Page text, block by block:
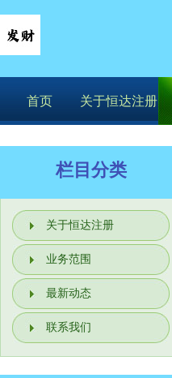
首页 关于恒达注册
栏目分类
关于恒达注册
业务范围
最新动态
联系我们